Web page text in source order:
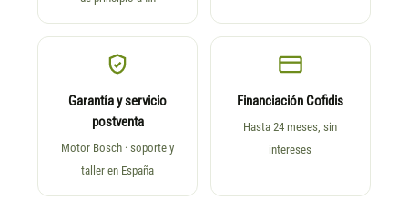
Garantía y servicio
postventa
Motor Bosch · soporte y
taller en España
Financiación Cofidis
Hasta 24 meses, sin
intereses